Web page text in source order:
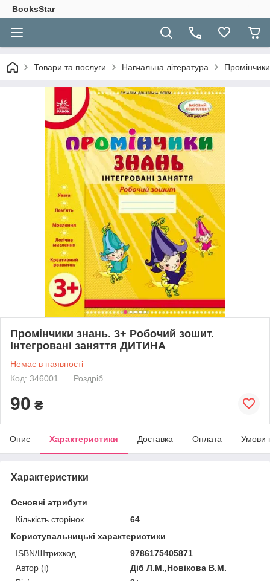
BooksStar
Товари та послуги Навчальна література
Промінчики знань. 3+ Робочий зошит.
Інтегровані заняття ДИТИНА
Немає в наявності
Код: 346001
Роздріб
90 ₴
Опис Характеристики Доставка Оплата Умови
Характеристики
Основні атрибути
Кількість сторінок
64
Користувальницькі характеристики
ISBN/Штрихкод
9786175405871
Автор (і)
Діб Л.М.,Новікова В.М.